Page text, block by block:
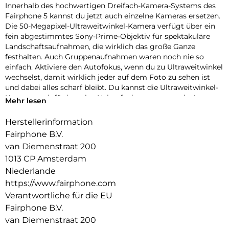
Innerhalb des hochwertigen Dreifach-Kamera-Systems des
Fairphone 5 kannst du jetzt auch einzelne Kameras ersetzen.
Die 50-Megapixel-Ultraweitwinkel-Kamera verfügt über ein
fein abgestimmtes Sony-Prime-Objektiv für spektakuläre
Landschaftsaufnahmen, die wirklich das große Ganze
festhalten. Auch Gruppenaufnahmen waren noch nie so
einfach. Aktiviere den Autofokus, wenn du zu Ultraweitwinkel
wechselst, damit wirklich jeder auf dem Foto zu sehen ist
und dabei alles scharf bleibt. Du kannst die Ultraweitwinkel-
Kamera auch für kreative Nahaufnahmen verwenden!
kompatibel.
Mehr lesen
Herstellerinformation
Fairphone B.V.
van Diemenstraat 200
1013 CP Amsterdam
Niederlande
https://www.fairphone.com
Verantwortliche für die EU
Fairphone B.V.
van Diemenstraat 200